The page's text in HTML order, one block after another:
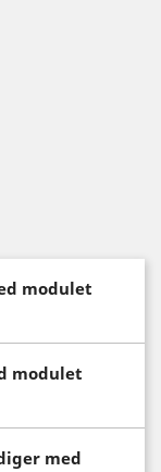
modulet
modulet
med